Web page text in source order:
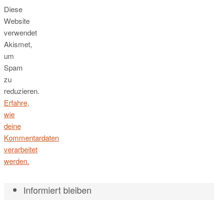
Diese
Website
verwendet
Akismet,
um
Spam
zu
reduzieren.
Erfahre,
wie
deine
Kommentardaten
verarbeitet
werden.
Informiert bleiben